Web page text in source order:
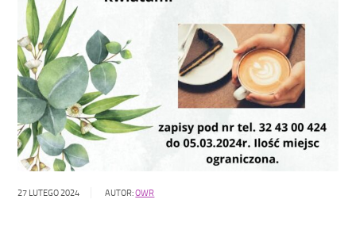
27 LUTEGO 2024 AUTOR:OWR